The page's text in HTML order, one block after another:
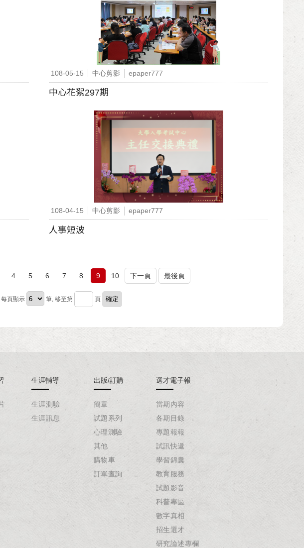
108-05-15 中心剪影 epaper777
中心花絮297期
108-04-15 中心剪影 epaper777
人事短波
4 5 6 7 8 9 10 下一頁 最後頁
每頁顯示 筆, 移至第 頁
生涯輔導
生涯測驗
生涯訊息
出版/訂購
簡章
試題系列
心理測驗
其他
購物車
訂單查詢
選才電子報
當期內容
各期目錄
專題報報
試訊快遞
學習錦囊
教育服務
試題影音
科普專區
數字真相
招生選才
研究論述專欄